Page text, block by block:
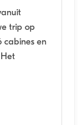
trip op
cabines en
Het